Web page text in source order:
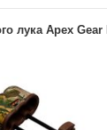
снижает
лука Apex